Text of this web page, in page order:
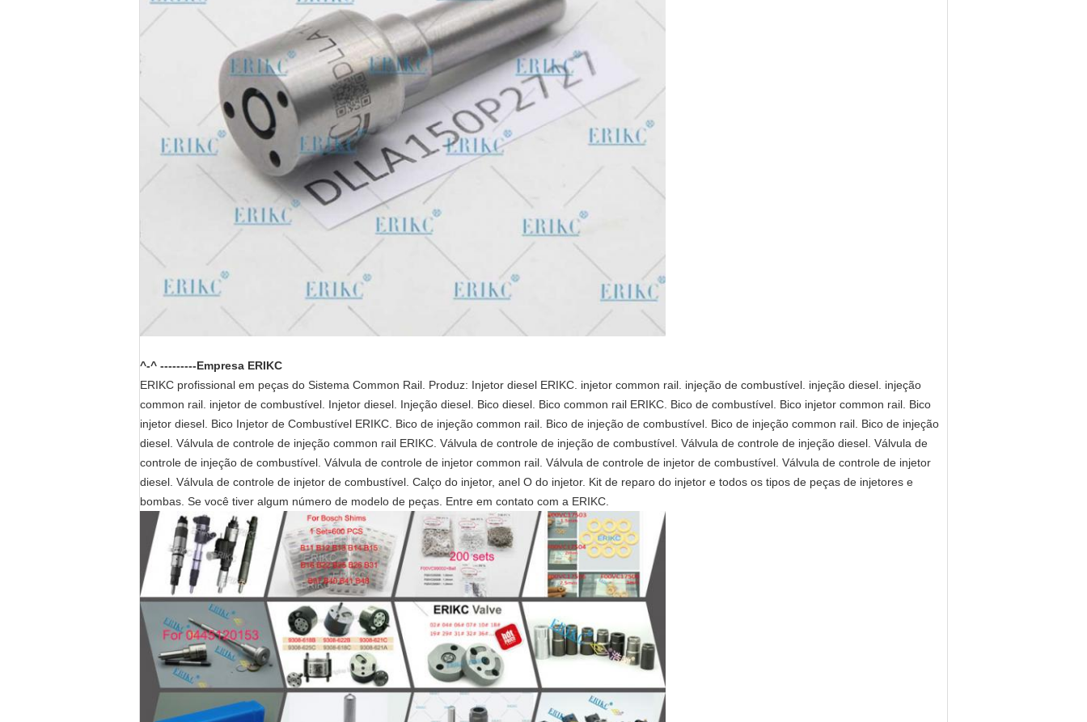
^-^ ---------Empresa ERIKC
ERIKC profissional em peças do Sistema Common Rail. Produz: Injetor diesel ERIKC. injetor common rail. injeção de combustível. injeção diesel. injeção
common rail. injetor de combustível. Injetor diesel. Injeção diesel. Bico diesel. Bico common rail ERIKC. Bico de combustível. Bico injetor common rail. Bico
injetor diesel. Bico Injetor de Combustível ERIKC. Bico de injeção common rail. Bico de injeção de combustível. Bico de injeção common rail. Bico de injeção
diesel. Válvula de controle de injeção common rail ERIKC. Válvula de controle de injeção de combustível. Válvula de controle de injeção diesel. Válvula de
controle de injeção de combustível. Válvula de controle de injetor common rail. Válvula de controle de injetor de combustível. Válvula de controle de injetor
diesel. Válvula de controle de injetor de combustível. Calço do injetor, anel O do injetor. Kit de reparo do injetor e todos os tipos de peças de injetores e
bombas. Se você tiver algum número de modelo de peças. Entre em contato com a ERIKC.